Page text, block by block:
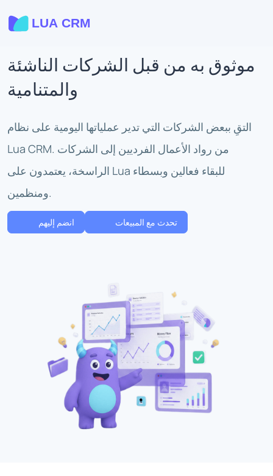
موثوق به من قبل الشركات الناشئة
والمتنامية
التقِ ببعض الشركات التي تدير عملياتها اليومية على نظام
Lua CRM. من رواد الأعمال الفرديين إلى الشركات
الراسخة، يعتمدون على Lua للبقاء فعالين وبسطاء
ومنظمين.
انضم إليهم تحدث مع المبيعات